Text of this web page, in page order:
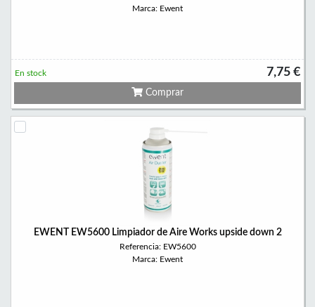
Marca: Ewent
7,75 €
En stock
Comprar
EWENT EW5600 Limpiador de Aire Works upside down 2
Referencia: EW5600
Marca: Ewent